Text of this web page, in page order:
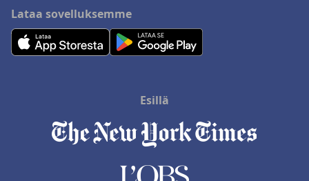
Lataa sovelluksemme
Esillä